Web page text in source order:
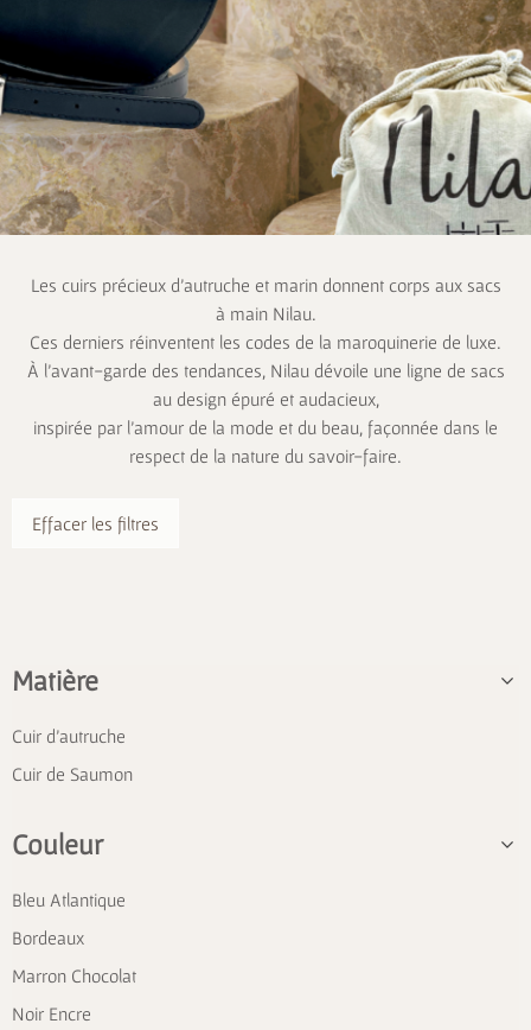
Les cuirs précieux d’autruche et marin donnent corps aux sacs
à main Nilau.
Ces derniers réinventent les codes de la maroquinerie de luxe.
À l’avant-garde des tendances, Nilau dévoile une ligne de sacs
au design épuré et audacieux,
inspirée par l’amour de la mode et du beau, façonnée dans le
respect de la nature du savoir-faire.
Effacer les filtres
Matière
Cuir d'autruche
Cuir de Saumon
Couleur
Bleu Atlantique
Bordeaux
Marron Chocolat
Noir Encre